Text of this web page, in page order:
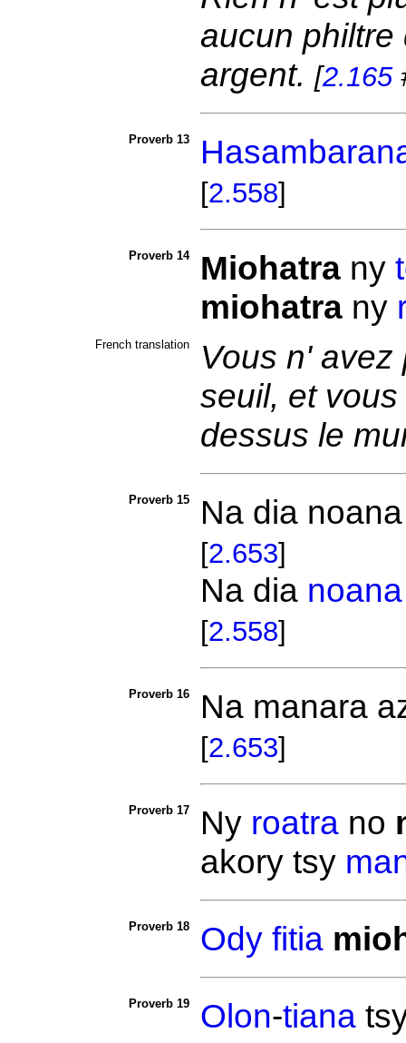
aucun philtre
argent. [2.165
Proverb 13
[2.558]
Proverb 14 Miohatrany
miohatrany
French translation
Vous n'
seuil, et
dessus le
Proverb 15 Na dia
[2.653]
Na dia noana
[2.558]
Proverb 16 Na manara
[2.653]
Proverb 17 Ny roatrano
akory tsy
Proverb 18 Ody fitia
Proverb 19 Olon-tiana